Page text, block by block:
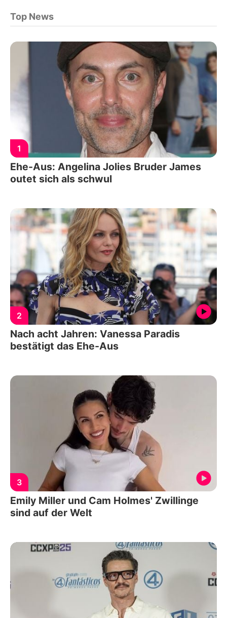
Top News
1
Ehe-Aus: Angelina Jolies Bruder James
outet sich als schwul
2
Nach acht Jahren: Vanessa Paradis
bestätigt das Ehe-Aus
3
Emily Miller und Cam Holmes' Zwillinge
sind auf der Welt